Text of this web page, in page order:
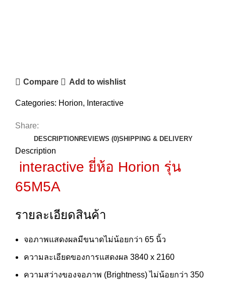
Compare Add to wishlist
Categories: Horion, Interactive
Share:
DESCRIPTION REVIEWS (0)SHIPPING & DELIVERY
Description
interactive ยี่ห้อ Horion รุ่น
65M5A
รายละเอียดสินค้า
จอภาพแสดงผลมีขนาดไม่น้อยกว่า 65 นิ้ว
ความละเอียดของการแสดงผล 3840 x 2160
ความสว่างของจอภาพ (Brightness) ไม่น้อยกว่า 350